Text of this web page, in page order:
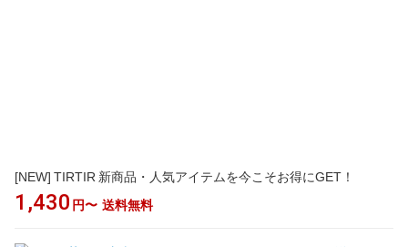
[NEW] TIRTIR 新商品・人気アイテムを今こそお得にGET！
1,430 円〜 送料無料